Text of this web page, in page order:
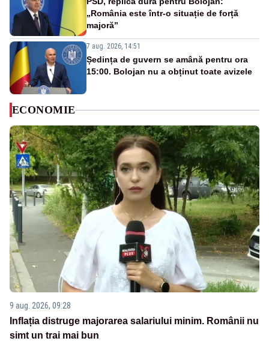
„România este într-o situație de forță
majoră”
7 aug. 2026, 14:51
Ședința de guvern se amână pentru ora
15:00. Bolojan nu a obținut toate avizele
ECONOMIE
9 aug. 2026, 09:28
Inflația distruge majorarea salariului minim. Românii nu
simt un trai mai bun